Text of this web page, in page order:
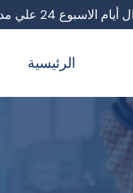
الاسبوع 24 علي مدار اليوم
الرئيسية